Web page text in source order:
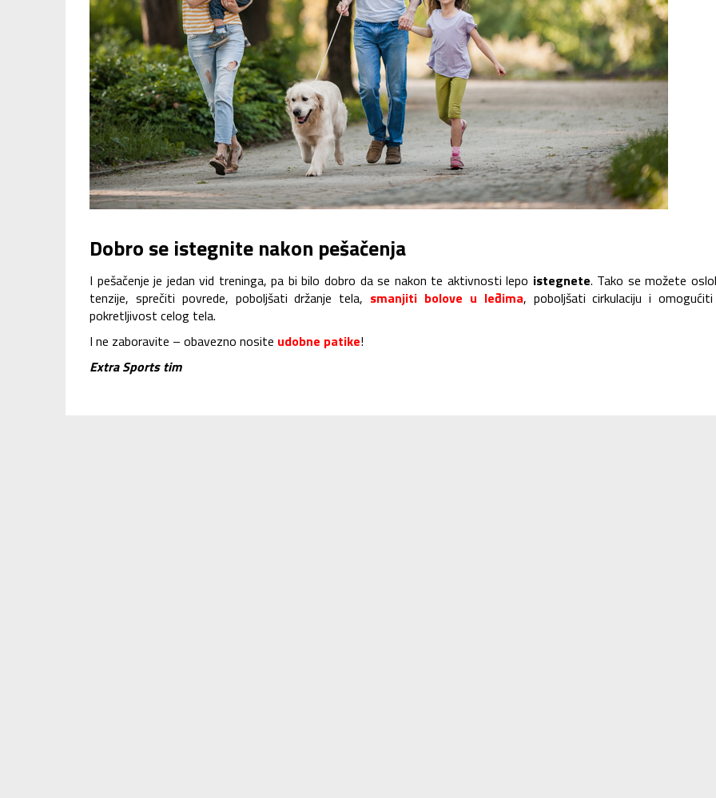
Dobro se istegnite nakon pešačenja
I pešačenje je jedan vid treninga, pa bi bilo dobro da se nakon te aktivnosti lepo istegnete. Tako se možete
tenzije, sprečiti povrede, poboljšati držanje tela, smanjiti bolove u leđima, poboljšati cirkulaciju i
pokretljivost celog tela.
I ne zaboravite – obavezno nosite udobne patike!
Extra Sports tim